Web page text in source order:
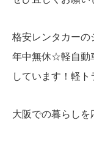
格安レンタカーの
年中無休☆軽自動
しています！軽
大阪での暮らしを